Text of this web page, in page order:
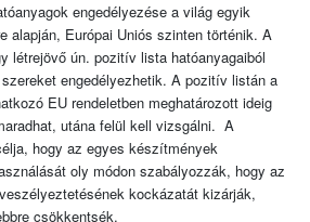
engedélyezése a világ egyik
alapján, Európai Uniós szinten történik. A
létrejövő ún. pozitív lista hatóanyagaiból
engedélyezhetik. A pozitív listán a
EU rendeletben meghatározott ideig
utána felül kell vizsgálni. A
hogy az egyes készítmények
oly módon szabályozzák, hogy az
kockázatát kizárják,
csökkentsék.